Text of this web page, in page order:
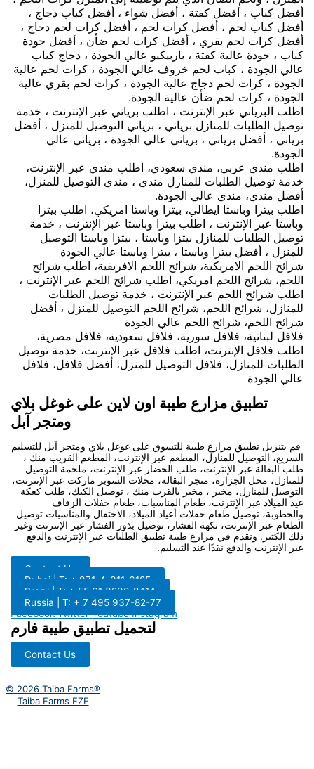
أفضل كباب ، أفضل كفتة ، أفضل شواء ، أفضل كباب دجاج ،
أفضل كباب لحم ، أفضل كرات لحم ، أفضل كرات لحم دجاج ،
أفضل كرات لحم بقري ، أفضل كرات لحم ضأن ، أفضل جودة
كباب ، جودة عالية كفتة ، باربيكيو عالي الجودة ، دجاج كباب
عالي الجودة ، كباب لحم خروف عالي الجودة ، كرات لحم عالية
الجودة ، كرات لحم دجاج عالية الجودة ، كرات لحم بقري عالية
الجودة ، كرات لحم ضأن عالية الجودة.
اطلب البرياني عبر الإنترنت ، اطلب برياني عبر الإنترنت ، خدمة
توصيل الطلبات للمنازل برياني ، برياني التوصيل للمنزل ، أفضل
برياني ، أفضل برياني ، برياني عالي الجودة ، برياني عالي
الجودة.
اطلب مندي عربي، مندي سعودي، اطلب مندي عبر الإنترنت،
خدمة توصيل الطلبات للمنازل مندي ، مندي التوصيل للمنزل،
أفضل مندي، مندي عالي الجودة.
اطلب بيتزا وباستا ايطالي، بيتزا وباستا امريكي، اطلب بيتزا
وباستا عبر الإنترنت ، اطلب بيتزا وباستا عبر الإنترنت ، خدمة
توصيل الطلبات للمنازل بيتزا وباستا ، بيتزا وباستا التوصيل
للمنزل ، أفضل بيتزا وباستا ، بيتزا وباستا عالي الجودة
شرائح اللحم الامريكية، شرائح اللحم الافريقية، اطلب شرائح
اللحم، شرائح اللحم امريكي، اطلب شرائح اللحم عبر الإنترنت ،
اطلب شرائح اللحم عبر الإنترنت ، خدمة توصيل الطلبات
للمنازل، شرائح اللحم، شرائح اللحم التوصيل للمنزل ، أفضل
شرائح اللحم، شرائح اللحم عالي الجودة
فلافل لبنانية، فلافل سورية، فلافل سعودية، فلافل مصرية،
اطلب فلافل الإنترنت، اطلب فلافل عبر الإنترنت، خدمة توصيل
الطلبات للمنازل، فلافل التوصيل للمنزل، أفضل فلافل، فلافل
عالي الجودة
تطبيق مزارع طيبة اون لاين على غوغل بلاي
ومتجر آبل
قم بتنزيل تطبيق مزارع طيبة للتسوق على غوغل بلاي ومتجر آبل للتسليم
السريع، التوصيل للمنازل، المطعم عبر الإنترنت، المطعم القريب منك ،
طلب البقالة عبر الإنترنت، طلب الخضار عبر الإنترنت، ملحمة التوصيل
للمنازل، محل الجزارة، متجر البقالة، محلات السوبر ماركت عبر الإنترنت،
التوصيل للمنازل، مخبز ، مخبز بالقرب منك ، توصيل الكيك، طلب كعكة
عيد الميلاد عبر الإنترنت، طعام المناسبات، طعام حفلات الزفاف
والخطوبة، توصيل طعام حفلات أعياد الميلاد، الاحتفال والمناسبات توصيل
الطعام عبر الإنترنت، نكهة الفشار، توصيل بذور الفشار عبر الإنترنت وغير
ذلك الكثير. ونقدم في مزارع طيبة تطبيق الطلبات عبر الإنترنت والدفع
عبر الإنترنت والدفع نقدًا عند التسليم.
Contact Us
Dubai | T: + 971-4-311-6185
Brazil | T: + 55 61 3298-8414
Russia | T: + 7 495 937-82-77
Facebook Twitter Youtube Instagram
لتحميل تطبيق طيبة فارم
Contact Us
© 2026 Taiba Farms®
Taiba Farms FZE